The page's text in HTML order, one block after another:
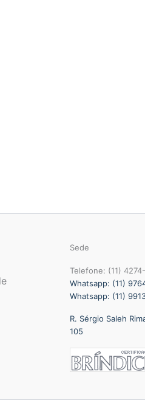
Sede
Telefone: (11)
Whatsapp: (11)
Whatsapp: (11)
R. Sérgio Saleh
105